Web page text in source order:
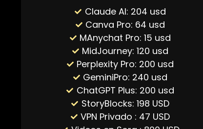
Claude AI: 204 usd
Canva Pro: 64 usd
MAnychat Pro: 15 usd
MidJourney: 120 usd
Perplexity Pro: 200 usd
GeminiPro: 240 usd
ChatGPT Plus: 200 usd
StoryBlocks: 198 USD
VPN Privado : 47 USD